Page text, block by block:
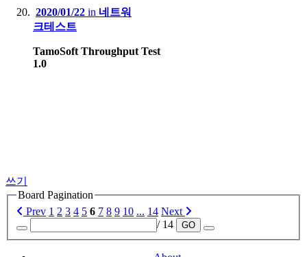
2020/01/22 in 네트워
크테스트
TamoSoft Throughput Test
1.0
쓰기
Board Pagination
Prev 1 2 3 4 5 6 7 8 9 10 ... 14 Next
/ 14
GO